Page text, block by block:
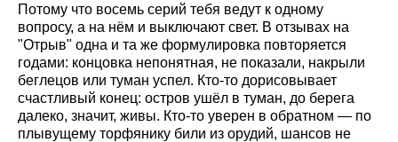
Потому что восемь серий тебя ведут к одному
вопросу, а на нём и выключают свет. В отзывах на
"Отрыв" одна и та же формулировка повторяется
годами: концовка непонятная, не показали, накрыли
беглецов или туман успел. Кто-то дорисовывает
счастливый конец: остров ушёл в туман, до берега
далеко, значит, живы. Кто-то уверен в обратном — по
плывущему торфянику били из орудий, шансов не